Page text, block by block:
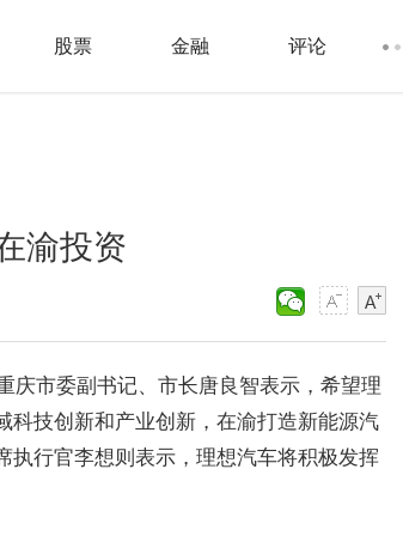
股票 金融 评论
渝投资
庆市委副书记、市长唐良智表示，希望理
技创新和产业创新，在渝打造新能源汽
行官李想则表示，理想汽车将积极发挥